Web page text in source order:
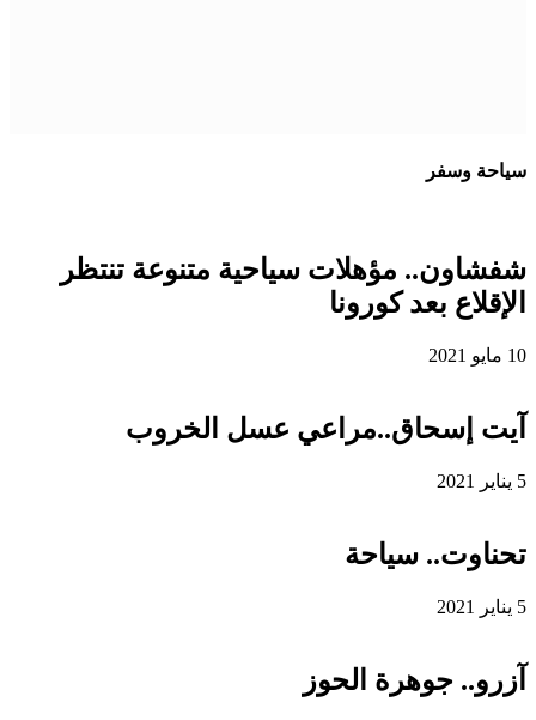
سياحة وسفر
شفشاون.. مؤهلات سياحية متنوعة تنتظر
الإقلاع بعد كورونا
10 مايو 2021
آيت إسحاق..مراعي عسل الخروب
5 يناير 2021
تحناوت.. سياحة
5 يناير 2021
آزرو.. جوهرة الحوز